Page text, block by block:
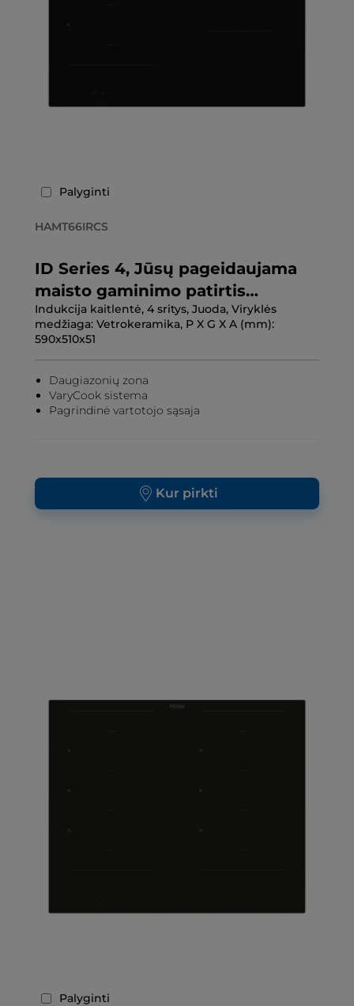
Palyginti
HAMT66IRCS
ID Series 4, Jūsų pageidaujama
maisto gaminimo patirtis
Kaitlentės
Indukcija kaitlentė, 4 sritys, Juoda, Viryklės
medžiaga: Vetrokeramika, P X G X A (mm):
590x510x51
Daugiazonių zona
VaryCook sistema
Pagrindinė vartotojo sąsaja
Kur pirkti
Palyginti